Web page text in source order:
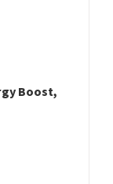
Boost,